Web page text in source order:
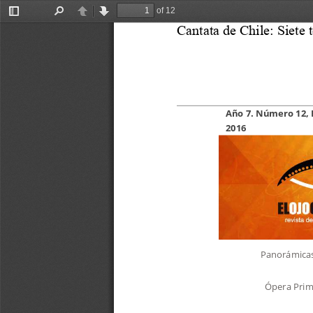
Toggle
PreviousNext
of 12
Año 7. Número 12,
2016
Ópera
Cantata de Chile: Siete